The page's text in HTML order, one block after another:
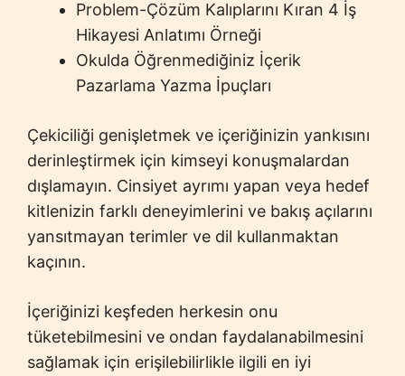
Problem-Çözüm Kalıplarını Kıran 4 İş
Hikayesi Anlatımı Örneği
Okulda Öğrenmediğiniz İçerik
Pazarlama Yazma İpuçları
Çekiciliği genişletmek ve içeriğinizin yankısını
derinleştirmek için kimseyi konuşmalardan
dışlamayın. Cinsiyet ayrımı yapan veya hedef
kitlenizin farklı deneyimlerini ve bakış açılarını
yansıtmayan terimler ve dil kullanmaktan
kaçının.
İçeriğinizi keşfeden herkesin onu
tüketebilmesini ve ondan faydalanabilmesini
sağlamak için erişilebilirlikle ilgili en iyi